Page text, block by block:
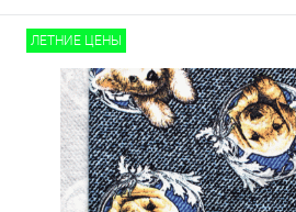
ЛЕТНИЕ ЦЕНЫ